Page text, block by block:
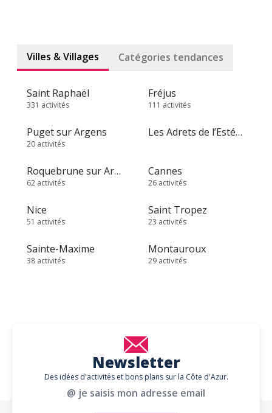
Villes & Villages Catégories tendances
Saint Raphaël
331 activités
Fréjus
111 activités
Puget sur Argens
20 activités
Les Adrets de l’Estérel
Roquebrune sur Argens
62 activités
Cannes
26 activités
Nice
51 activités
Saint Tropez
23 activités
Sainte-Maxime
38 activités
Montauroux
29 activités
Newsletter
Des idées d'activités et bons plans sur la Côte d'Azur.
@ je saisis mon adresse email